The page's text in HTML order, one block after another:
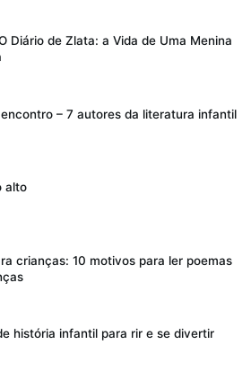
Diário de Zlata: a Vida de Uma Menina
– 7 autores da literatura infantil
alto
crianças: 10 motivos para ler poemas
história infantil para rir e se divertir